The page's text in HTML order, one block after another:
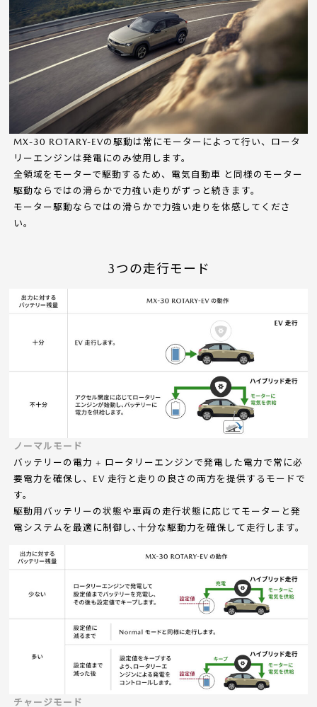
MX-30 ROTARY-EVの駆動は常にモーターによって行い、ロータ
リーエンジンは発電にのみ使用します。
全領域をモーターで駆動するため、電気自動車 と同様のモーター
駆動ならではの滑らかで力強い走りがずっと続きます。
モーター駆動ならではの滑らかで力強い走りを体感してくださ
い。
3つの走行モード
ノーマルモード
バッテリーの電力 + ロータリーエンジンで発電した電力で常に必
要電力を確保し、EV 走行と走りの良さの両方を提供するモードで
す。
駆動用バッテリーの状態や車両の⾛⾏状態に応じてモーターと発
電システムを最適に制御し､十分な駆動力を確保して⾛⾏します。
チャージモード